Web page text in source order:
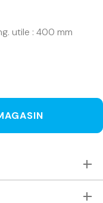
utile : 400 mm
qui ont